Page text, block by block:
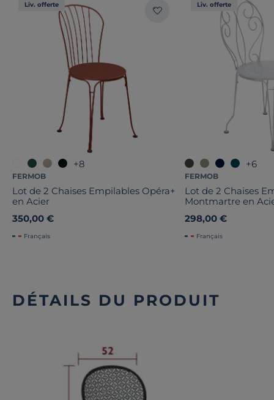
Liv. offerte
+8
FERMOB
Lot de 2 Chaises Empilables Opéra+
en Acier
350,00 €
Français
Liv. offerte
+6
FERMOB
Lot de 2 Chaises
Montmartre en
298,00 €
Français
DÉTAILS DU PRODUIT